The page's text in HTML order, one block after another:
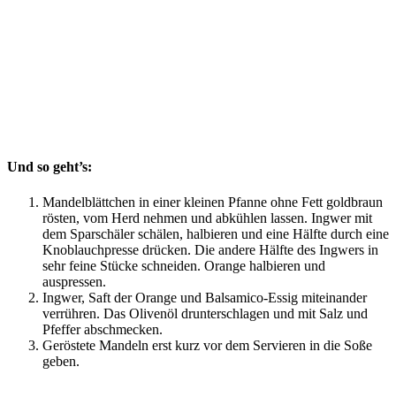
Und so geht’s:
Mandelblättchen in einer kleinen Pfanne ohne Fett goldbraun
rösten, vom Herd nehmen und abkühlen lassen. Ingwer mit
dem Sparschäler schälen, halbieren und eine Hälfte durch eine
Knoblauchpresse drücken. Die andere Hälfte des Ingwers in
sehr feine Stücke schneiden. Orange halbieren und
auspressen.
Ingwer, Saft der Orange und Balsamico-Essig miteinander
verrühren. Das Olivenöl drunterschlagen und mit Salz und
Pfeffer abschmecken.
Geröstete Mandeln erst kurz vor dem Servieren in die Soße
geben.